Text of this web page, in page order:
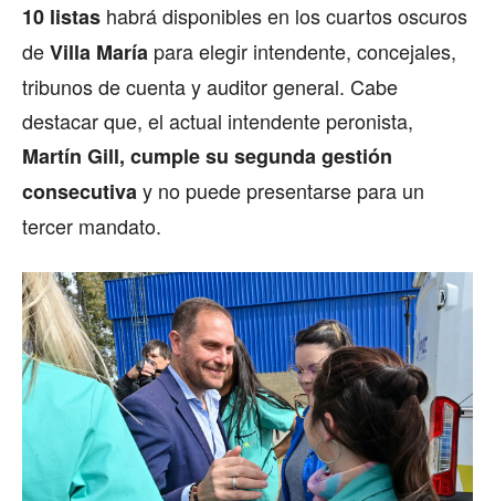
10 listas habrá disponibles en los cuartos oscuros
deVilla María para elegir intendente, concejales,
tribunos de cuenta y auditor general. Cabe
destacar que, el actual intendente peronista,
Martín Gill, cumple su segunda gestión
consecutivay no puede presentarse para un
tercer mandato.